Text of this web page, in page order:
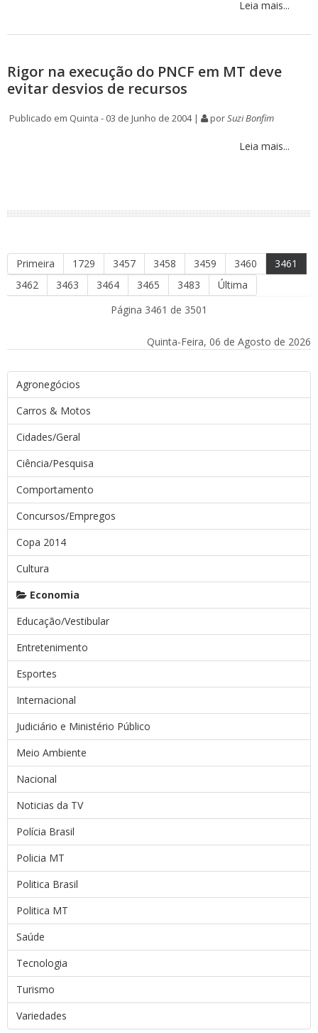
Leia mais...
Rigor na execução do PNCF em MT deve
evitar desvios de recursos
Publicado em Quinta - 03 de Junho de 2004 | porSuzi Bonfim
Leia mais...
Primeira 1729 3457 3458 3459 3460
3461
3462
3463 3464 3465 3483
Última
Página 3461 de 3501
Quinta-Feira, 06 de Agosto de 2026
Agronegócios
Carros & Motos
Cidades/Geral
Ciência/Pesquisa
Comportamento
Concursos/Empregos
Copa 2014
Cultura
Economia
Educação/Vestibular
Entretenimento
Esportes
Internacional
Judiciário e Ministério Público
Meio Ambiente
Nacional
Noticias da TV
Polícia Brasil
Policia MT
Politica Brasil
Politica MT
Saúde
Tecnologia
Turismo
Variedades